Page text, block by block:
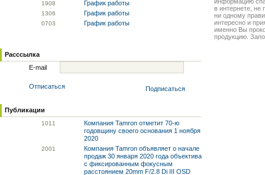
1908 График работы
1306 График работы
0703 График работы
Расссылка
E-mail
Отписаться Подписаться
Публикации
1011
Компания Tamron отметит 70-ю
годовщину своего основания 1 ноября
2020
2001
Компания Tamron объявляет о начале
продаж 30 января 2020 года объектива
с фиксированным фокусным
расстоянием 20mm F/2.8 Di III OSD
в интернете, не
ни одному
интересно и
именно Вы
продукцию.